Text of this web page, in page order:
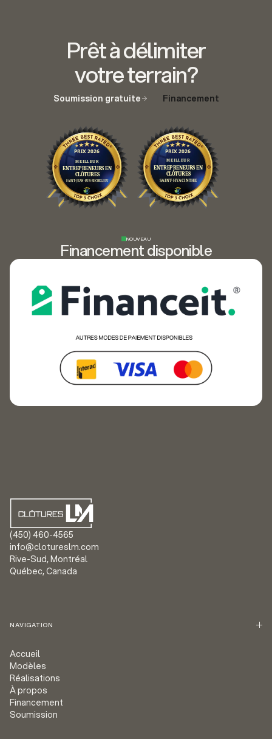
Prêt à délimiter
votre terrain?
Soumission gratuite Financement
NOUVEAU
Financement disponible
(450) 460-4565
info@clotureslm.com
Rive-Sud, Montréal
Québec, Canada
NAVIGATION
Accueil
Modèles
Réalisations
À propos
Financement
Soumission